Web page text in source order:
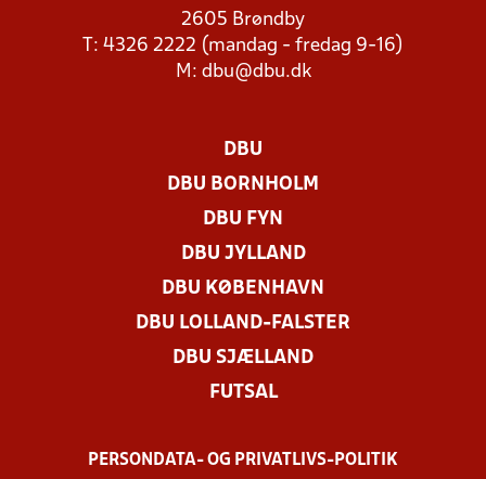
2605 Brøndby
T: 4326 2222 (mandag - fredag 9-16)
M: dbu@dbu.dk
DBU
DBU BORNHOLM
DBU FYN
DBU JYLLAND
DBU KØBENHAVN
DBU LOLLAND-FALSTER
DBU SJÆLLAND
FUTSAL
PERSONDATA- OG PRIVATLIVS-POLITIK